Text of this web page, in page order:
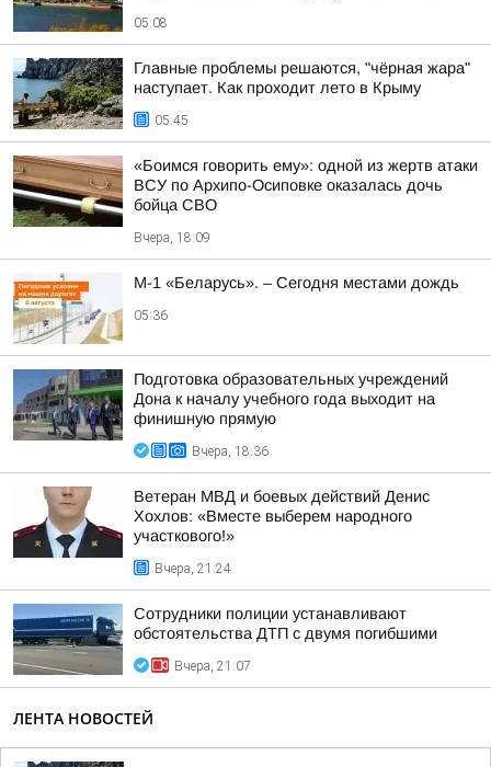
05:08
Главные проблемы решаются, "чёрная жара"
наступает. Как проходит лето в Крыму
05:45
«Боимся говорить ему»: одной из жертв атаки
ВСУ по Архипо-Осиповке оказалась дочь
бойца СВО
Вчера, 18:09
М-1 «Беларусь». – Сегодня местами дождь
05:36
Подготовка образовательных учреждений
Дона к началу учебного года выходит на
финишную прямую
Вчера, 18:36
Ветеран МВД и боевых действий Денис
Хохлов: «Вместе выберем народного
участкового!»
Вчера, 21:24
Сотрудники полиции устанавливают
обстоятельства ДТП с двумя погибшими
Вчера, 21:07
ЛЕНТА НОВОСТЕЙ